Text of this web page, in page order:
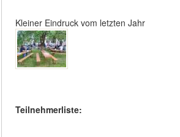
Kleiner Eindruck vom letzten Jahr
Teilnehmerliste: